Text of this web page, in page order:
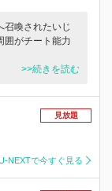
召喚されたいじ
囲がチート能力
>>続きを読む
見放題
NEXTで今すぐ見る